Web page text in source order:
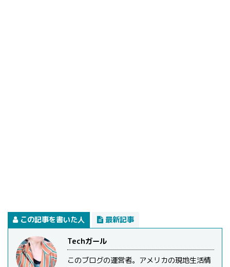
この記事を書いた人 最新記事
Techガール
このブログの運営者。アメリカの現地生活情